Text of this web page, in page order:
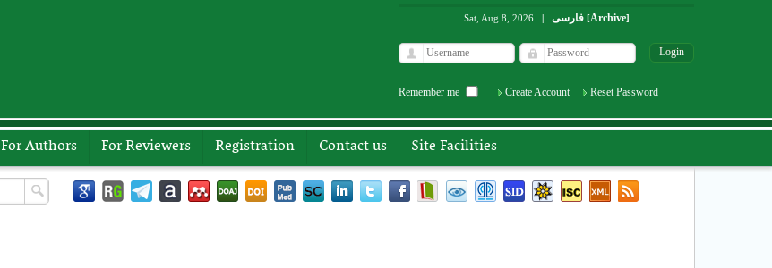
Sat, Aug 8, 2026 | فارسی [Archive]
Remember me Create Account Reset Password
For Authors For Reviewers Registration Contact us Site Facilities